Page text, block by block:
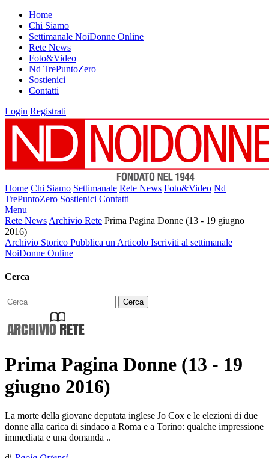
Home
Chi Siamo
Settimanale NoiDonne Online
Rete News
Foto&Video
Nd TrePuntoZero
Sostienici
Contatti
Login Registrati
Home Chi Siamo Settimanale Rete News Foto&Video Nd
TrePuntoZero Sostienici Contatti
Menu
Rete News Archivio Rete Prima Pagina Donne (13 - 19 giugno
2016)
Archivio Storico Pubblica un Articolo Iscriviti al settimanale
NoiDonne Online
Cerca
Prima Pagina Donne (13 - 19
giugno 2016)
La morte della giovane deputata inglese Jo Cox e le elezioni di due
donne alla carica di sindaco a Roma e a Torino: qualche impressione
immediata e una domanda ..